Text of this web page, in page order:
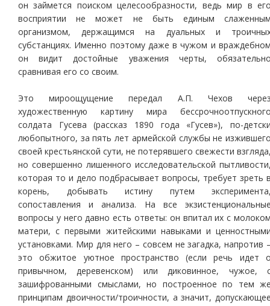
он займется поиском целесообразности, ведь мир в
восприятии не может не быть единым
организмом, держащимся на дуальных и
субстанциях. Именно поэтому даже в чужом и
он видит достойные уважения черты,
сравнивая его со своим.
Это мироощущение передал А.П. Чехов
художественную картину мира
солдата Гусева (рассказ 1890 года «Гусев»), по-
любопытного, за пять лет армейской службы не
своей крестьянской сути, не потерявшего свежести
но совершенно лишенного исследовательской
которая то и дело подбрасывает вопросы, требует зреть
корень, добывать истину путем
сопоставления и анализа. На все
вопросы у него давно есть ответы: он впитал их с
матери, с первыми житейскими навыками и
установками. Мир для него – совсем не загадка, напротив
это обжитое уютное пространство (если речь идет
привычном, деревенском) или диковинное, чужое,
зашифрованными смыслами, но построенное по тем
принципам двоичности/троичности, а значит,